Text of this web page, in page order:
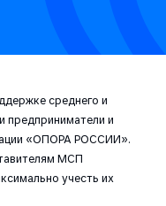
среднего и
предприниматели и
«ОПОРА РОССИИ».
МСП
учесть их